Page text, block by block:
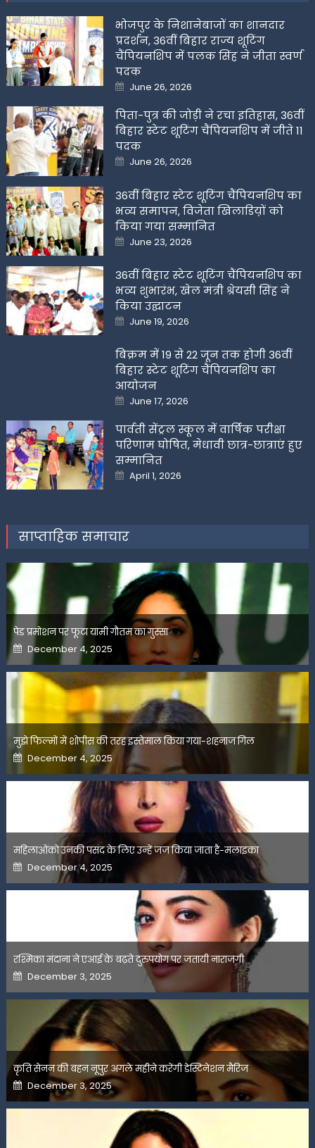
भोजपुर के निशानेबाजों का शानदार
प्रदर्शन, 36वीं बिहार राज्य शूटिंग
चैंपियनशिप में पलक सिंह ने जीता स्वर्ण
पदक
Posted
on
June 26, 2026
पिता-पुत्र की जोड़ी ने रचा इतिहास, 36वीं
बिहार स्टेट शूटिंग चैंपियनशिप में जीते 11
पदक
Posted
on
June 26, 2026
36वीं बिहार स्टेट शूटिंग चैंपियनशिप का
भव्य समापन, विजेता खिलाडिय़ों को
किया गया सम्मानित
Posted
on
June 23, 2026
36वीं बिहार स्टेट शूटिंग चैंपियनशिप का
भव्य शुभारंभ, खेल मंत्री श्रेयसी सिंह ने
किया उद्घाटन
Posted
on
June 19, 2026
बिक्रम में 19 से 22 जून तक होगी 36वीं
बिहार स्टेट शूटिंग चैंपियनशिप का
आयोजन
Posted
on
June 17, 2026
पार्वती सेंट्रल स्कूल में वार्षिक परीक्षा
परिणाम घोषित, मेधावी छात्र-छात्राएं हुए
सम्मानित
Posted
on
April 1, 2026
साप्ताहिक समाचार
पेड प्रमोशन पर फूटा यामी गौतम का गुस्सा
Posted
on
December 4, 2025
मुझे फिल्मों में शोपीस की तरह इस्तेमाल किया गया-शहनाज गिल
Posted
on
December 4, 2025
महिलाओंको उनकी पसंद के लिए उन्हें जज किया जाता है-मलाइका
Posted
on
December 4, 2025
रश्मिका मंदाना ने एआई के बढ़ते दुरुपयोग पर जतायी नाराजगी
Posted
on
December 3, 2025
कृति सेनन की बहन नूपुर अगले महीने करेंगी डेस्टिनेशन मैरिज
Posted
on
December 3, 2025